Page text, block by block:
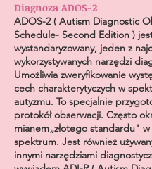
Diagnoza ADOS-2
ADOS-2 ( Autism Diagnostic
Schedule- Second Edition )
wystandaryzowany, jeden z
wykorzystywanych narzędzi
Umożliwia zweryfikowanie
cech charakterytyczych w
autyzmu. To specjalnie
protokół obserwacji. Często
mianem„złotego standardu"
spektrum. Jest również
innymi narzędziami